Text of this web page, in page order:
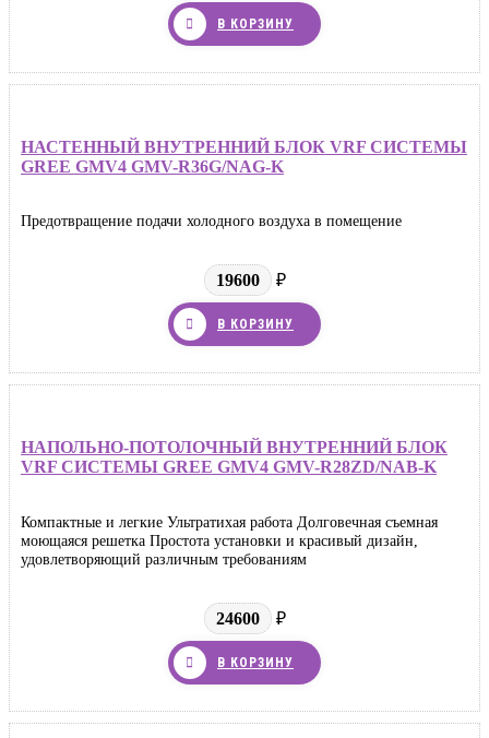
В КОРЗИНУ
НАСТЕННЫЙ ВНУТРЕННИЙ БЛОК VRF СИСТЕМЫ
GREE GMV4 GMV-R36G/NAG-K
Предотвращение подачи холодного воздуха в помещение
19600 ₽
В КОРЗИНУ
НАПОЛЬНО-ПОТОЛОЧНЫЙ ВНУТРЕННИЙ БЛОК
VRF СИСТЕМЫ GREE GMV4 GMV-R28ZD/NAB-K
Компактные и легкие Ультратихая работа Долговечная съемная
моющаяся решетка Простота установки и красивый дизайн,
удовлетворяющий различным требованиям
24600 ₽
В КОРЗИНУ